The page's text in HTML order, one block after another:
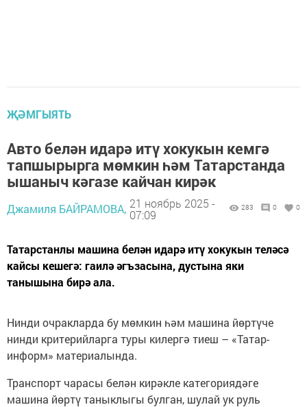
ҖӘМГЫЯТЬ
Авто белән идарә итү хокукын кемгә
тапшырырга мөмкин һәм Татарстанда
ышаныч кәгазе кайчан кирәк
Джамиля БАЙРАМОВА, 21 ноябрь 2025 -
07:09
283 0 0
Татарстанлы машина белән идарә итү хокукын теләсә
кайсы кешегә: гаилә әгъзасына, дустына яки
танышына бирә ала.
Нинди очракларда бу мөмкин һәм машина йөртүче
нинди критерийларга туры килергә тиеш – «Татар-
информ» материалында.
Транспорт чарасы белән кирәкле категориядәге
машина йөртү таныклыгы булган, шулай ук руль